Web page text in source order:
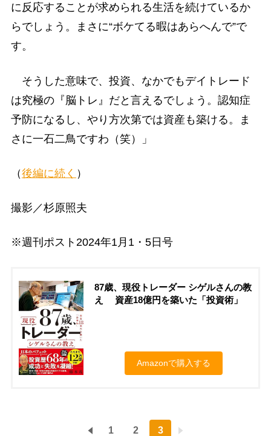
に反応することが求められる生活を続けているか
らでしょう。まさに“ボケてる暇はあらへんで”で
す。
そうした意味で、投資、なかでもデイトレード
は究極の『脳トレ』だと言えるでしょう。認知症
予防になるし、やり方次第では資産も築ける。ま
さに一石二鳥ですわ（笑）」
（後編に続く ）
撮影／杉原照夫
※週刊ポスト2024年1月1・5日号
87歳、現役トレーダー シゲルさんの教
え 資産18億円を築いた「投資術」
Amazonで購入する
1 2 3